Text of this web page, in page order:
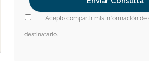
Acepto compartir mis información de
destinatario.